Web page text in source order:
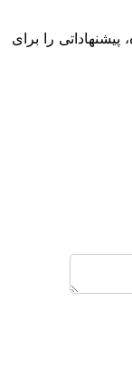
را برای